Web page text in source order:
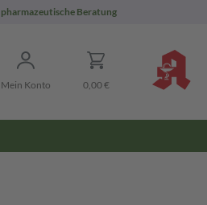
pharmazeutische Beratung
Mein Konto 0,00 €